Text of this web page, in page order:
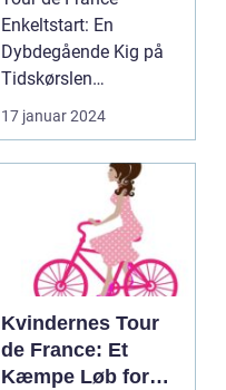
Enkeltstart: En
Dybdegående Kig på
Tidskørslen
Introduktion til Tour de
France Enke...
17 januar 2024
Kvindernes Tour
de France: Et
Kæmpe Løb for